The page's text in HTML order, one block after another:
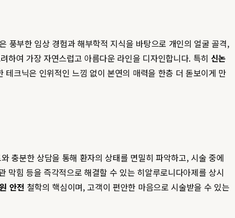
풍부한 임상 경험과 해부학적 지식을 바탕으로 개인의 얼굴 골격,
하여 가장 자연스럽고 아름다운 라인을 디자인합니다. 특히 신논
크닉은 인위적인 느낌 없이 본연의 매력을 한층 더 돋보이게 만
충분한 상담을 통해 환자의 상태를 면밀히 파악하고, 시술 중에
막힘 등을 즉각적으로 해결할 수 있는 히알루로니다아제를 상시
안전 철학의 핵심이며, 고객이 편안한 마음으로 시술받을 수 있는